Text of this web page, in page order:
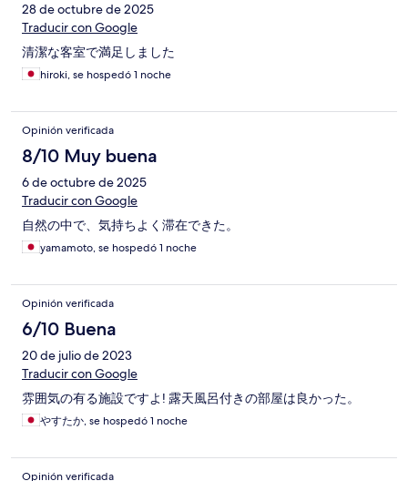
28 de octubre de 2025
Traducir con Google
清潔な客室で満足しました
hiroki, se hospedó 1 noche
Opinión verificada
8/10 Muy buena
6 de octubre de 2025
Traducir con Google
自然の中で、気持ちよく滞在できた。
yamamoto, se hospedó 1 noche
Opinión verificada
6/10 Buena
20 de julio de 2023
Traducir con Google
雰囲気の有る施設ですよ! 露天風呂付きの部屋は良かった。
やすたか, se hospedó 1 noche
Opinión verificada